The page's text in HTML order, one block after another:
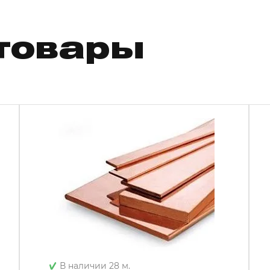
В наличии 28 м.